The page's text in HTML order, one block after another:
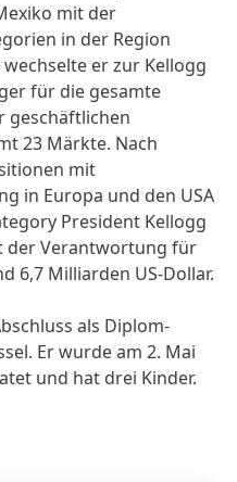
mit der
in der Region
er zur Kellogg
für die gesamte
geschäftlichen
23 Märkte. Nach
mit
in Europa und den USA
President Kellogg
der Verantwortung für
6,7 Milliarden US-Dollar.
als Diplom-
Er wurde am 2. Mai
und hat drei Kinder.